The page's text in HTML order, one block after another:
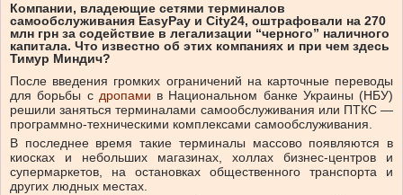
Компании, владеющие сетями терминалов
самообслуживания EasyPay и City24, оштрафовали на 270
млн грн за содействие в легализации “черного” наличного
капитала. Что известно об этих компаниях и при чем здесь
Тимур Миндич?
После введения громких ограничений на карточные переводы
для борьбы с дропами в Национальном банке Украины (НБУ)
решили заняться терминалами самообслуживания или ПТКС —
программно-техническими комплексами самообслуживания.
В последнее время такие терминалы массово появляются в
киосках и небольших магазинах, холлах бизнес-центров и
супермаркетов, на остановках общественного транспорта и
других людных местах.